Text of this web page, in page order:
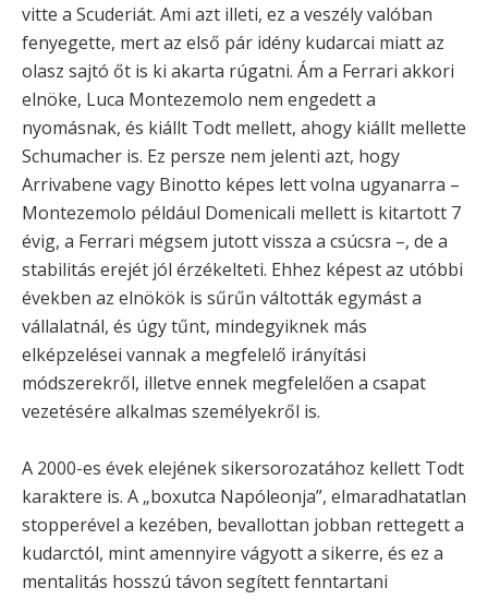
vitte a Scuderiát. Ami azt illeti, ez a veszély valóban
fenyegette, mert az első pár idény kudarcai miatt az
olasz sajtó őt is ki akarta rúgatni. Ám a Ferrari akkori
elnöke, Luca Montezemolo nem engedett a
nyomásnak, és kiállt Todt mellett, ahogy kiállt mellette
Schumacher is. Ez persze nem jelenti azt, hogy
Arrivabene vagy Binotto képes lett volna ugyanarra –
Montezemolo például Domenicali mellett is kitartott 7
évig, a Ferrari mégsem jutott vissza a csúcsra –, de a
stabilitás erejét jól érzékelteti. Ehhez képest az utóbbi
években az elnökök is sűrűn váltották egymást a
vállalatnál, és úgy tűnt, mindegyiknek más
elképzelései vannak a megfelelő irányítási
módszerekről, illetve ennek megfelelően a csapat
vezetésére alkalmas személyekről is.
A 2000-es évek elejének sikersorozatához kellett Todt
karaktere is. A „boxutca Napóleonja”, elmaradhatatlan
stopperével a kezében, bevallottan jobban rettegett a
kudarctól, mint amennyire vágyott a sikerre, és ez a
mentalitás hosszú távon segített fenntartani